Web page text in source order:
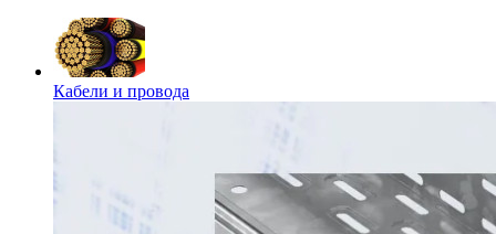
Кабели и провода